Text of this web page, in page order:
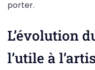
porter.
L’évolution
l’utile à